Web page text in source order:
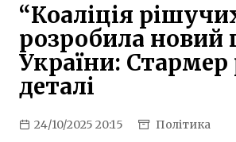
“Коаліція
розробила новий
України: Стармер
деталі
24/10/2025 20:15 Політика